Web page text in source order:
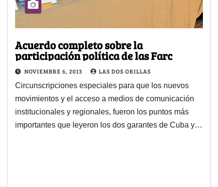
Acuerdo completo sobre la
participación política de las Farc
NOVIEMBRE 6, 2013 LAS DOS ORILLAS
Circunscripciones especiales para que los nuevos
movimientos y el acceso a medios de comunicación
institucionales y regionales, fueron los puntos más
importantes que leyeron los dos garantes de Cuba y…